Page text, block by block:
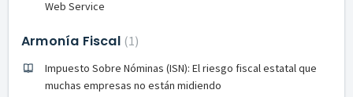
Web Service
Armonía Fiscal 1
Impuesto Sobre Nóminas (ISN): El riesgo fiscal estatal que
muchas empresas no están midiendo